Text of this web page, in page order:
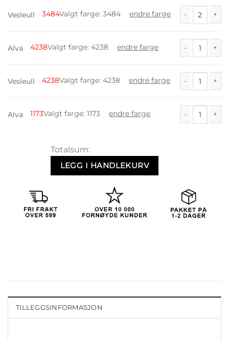
Vesleull 3484Valgt farge:3484 endre farge
Alva 4238Valgt farge:4238 endre farge
Vesleull 4238Valgt farge:4238 endre farge
Alva 1173Valgt farge:1173 endre farge
Totalsum:
LEGG I HANDLEKURV
TILLEGGSINFORMASJON